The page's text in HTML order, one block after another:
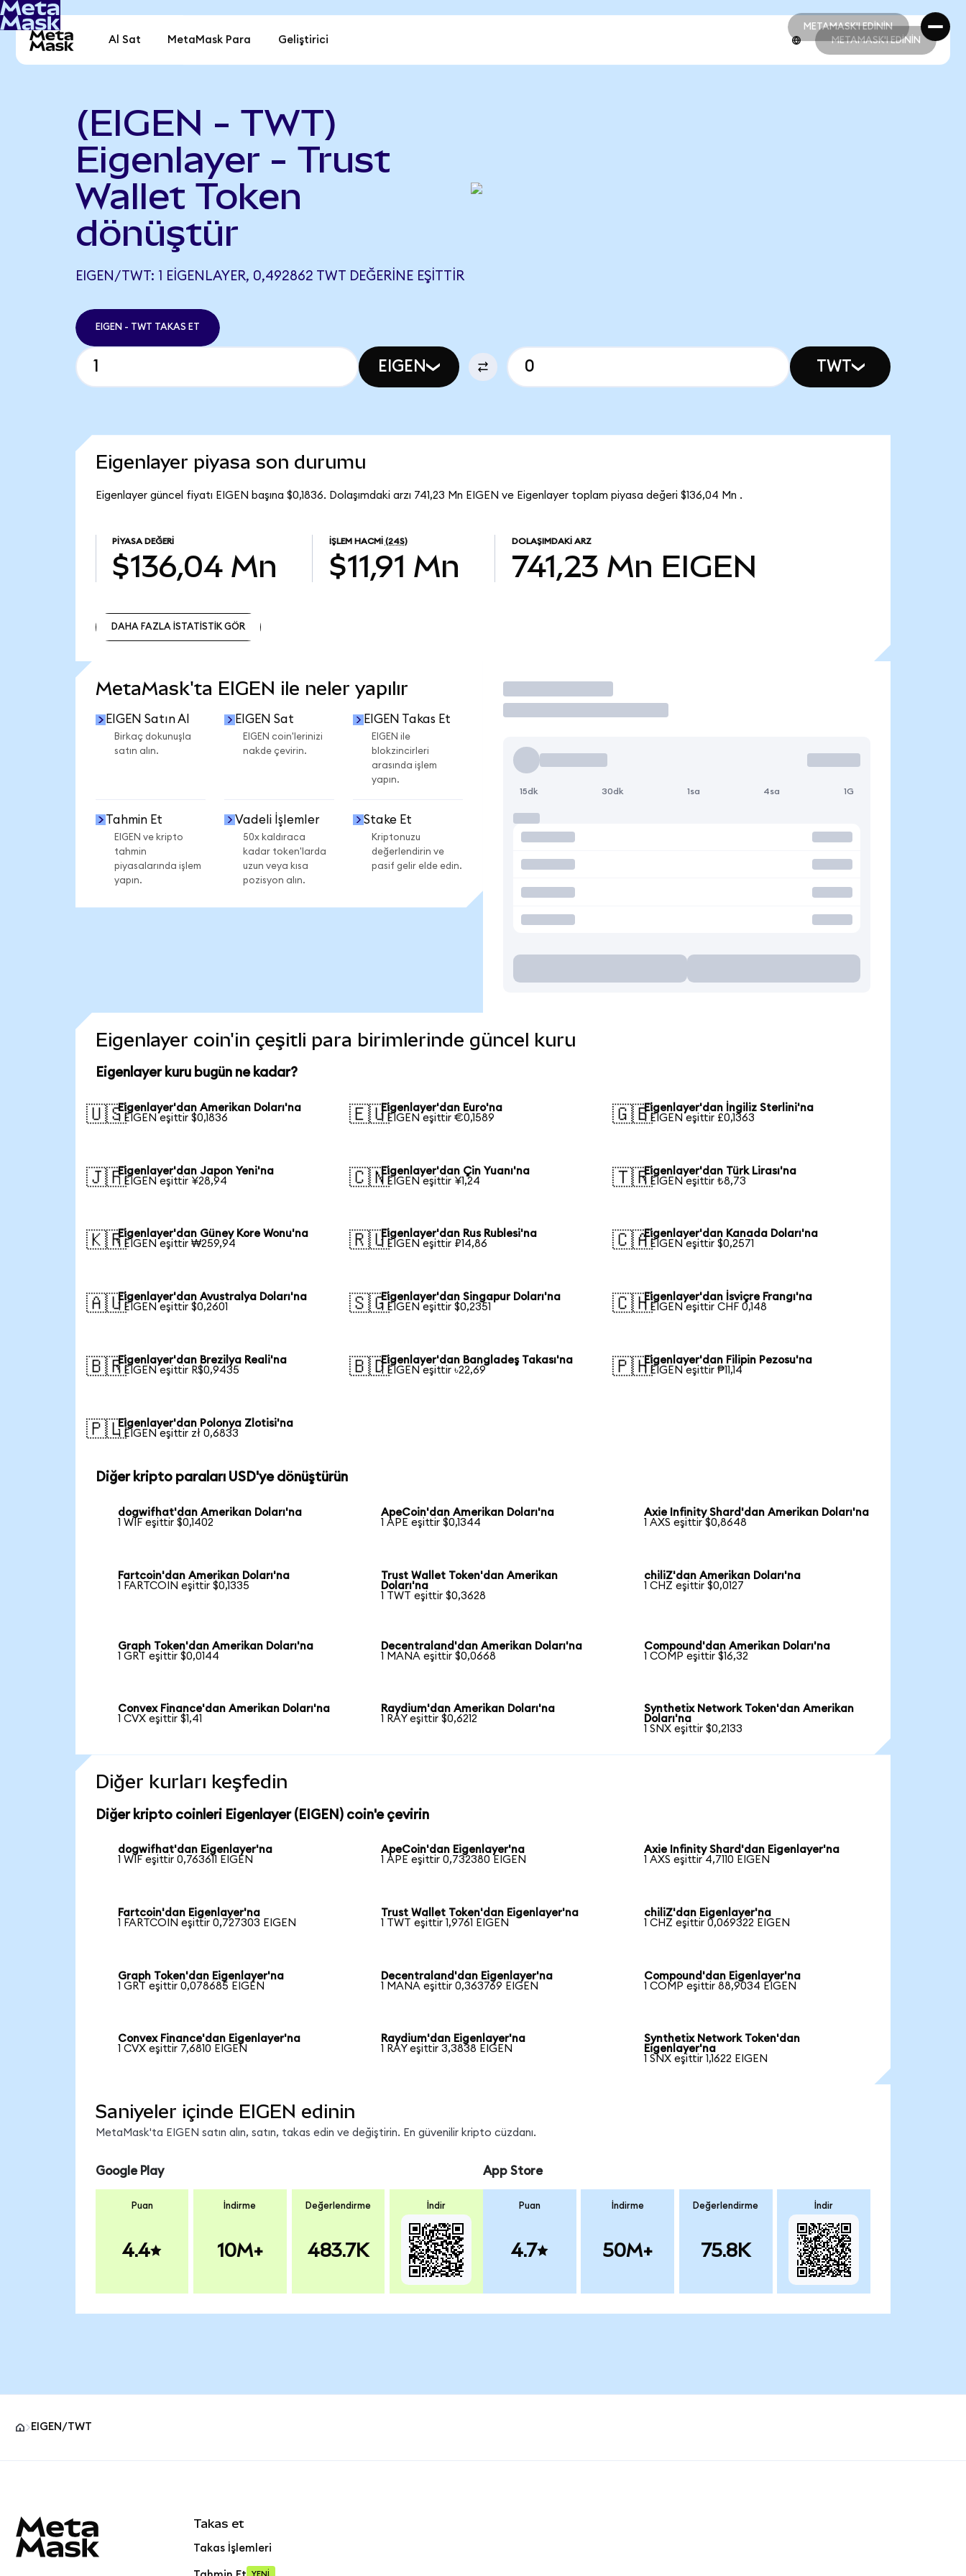
METAMASK'I EDİNİN
METAMASK'I EDİNİN
Al Sat MetaMask Para Geliştirici METAMASK'I EDİNİN
(EIGEN - TWT)
Eigenlayer - Trust
Wallet Token
dönüştür
EIGEN/TWT: 1 EIGENLAYER, 0,492862 TWT DEĞERINE EŞITTIR
EIGEN - TWT TAKAS ET
EIGEN TWT
Eigenlayer piyasa son durumu
Eigenlayer güncel fiyatı EIGEN başına $0,1836. Dolaşımdaki arzı 741,23 Mn EIGEN ve Eigenlayer toplam piyasa değeri $136,04 Mn .
PIYASA DEĞERI
$136,04 Mn
İŞLEM HACMI (24S)
$11,91 Mn
DOLAŞIMDAKI ARZ
741,23 Mn EIGEN
DAHA FAZLA İSTATİSTİK GÖR
MetaMask'ta EIGEN ile neler yapılır
EIGEN Satın Al
Birkaç dokunuşla
satın alın.
EIGEN Sat
EIGEN coin'lerinizi
nakde çevirin.
EIGEN Takas Et
EIGEN ile
blokzincirleri
arasında işlem
yapın.
Tahmin Et
EIGEN ve kripto
tahmin
piyasalarında işlem
yapın.
Vadeli İşlemler
50x kaldıraca
kadar token'larda
uzun veya kısa
pozisyon alın.
Stake Et
Kriptonuzu
değerlendirin ve
pasif gelir elde edin.
İşlem Yap
15dk 30dk 1sa 4sa 1G
Eigenlayer coin'in çeşitli para birimlerinde güncel kuru
Eigenlayer kuru bugün ne kadar?
🇺🇸Eigenlayer'dan Amerikan Doları'na
1 EIGEN eşittir $0,1836
🇪🇺Eigenlayer'dan Euro'na
1 EIGEN eşittir €0,1589
🇬🇧Eigenlayer'dan İngiliz Sterlini'na
1 EIGEN eşittir £0,1363
🇯🇵Eigenlayer'dan Japon Yeni'na
1 EIGEN eşittir ¥28,94
🇨🇳Eigenlayer'dan Çin Yuanı'na
1 EIGEN eşittir ¥1,24
🇹🇷Eigenlayer'dan Türk Lirası'na
1 EIGEN eşittir ₺8,73
🇰🇷Eigenlayer'dan Güney Kore Wonu'na
1 EIGEN eşittir ₩259,94
🇷🇺Eigenlayer'dan Rus Rublesi'na
1 EIGEN eşittir ₽14,86
🇨🇦Eigenlayer'dan Kanada Doları'na
1 EIGEN eşittir $0,2571
🇦🇺Eigenlayer'dan Avustralya Doları'na
1 EIGEN eşittir $0,2601
🇸🇬Eigenlayer'dan Singapur Doları'na
1 EIGEN eşittir $0,2351
🇨🇭Eigenlayer'dan İsviçre Frangı'na
1 EIGEN eşittir CHF 0,148
🇧🇷Eigenlayer'dan Brezilya Reali'na
1 EIGEN eşittir R$0,9435
🇧🇩Eigenlayer'dan Bangladeş Takası'na
1 EIGEN eşittir ৳22,69
🇵🇭Eigenlayer'dan Filipin Pezosu'na
1 EIGEN eşittir ₱11,14
🇵🇱Eigenlayer'dan Polonya Zlotisi'na
1 EIGEN eşittir zł 0,6833
Diğer kripto paraları USD'ye dönüştürün
dogwifhat'dan Amerikan Doları'na
1 WIF eşittir $0,1402
ApeCoin'dan Amerikan Doları'na
1 APE eşittir $0,1344
Axie Infinity Shard'dan Amerikan Doları'na
1 AXS eşittir $0,8648
Fartcoin'dan Amerikan Doları'na
1 FARTCOIN eşittir $0,1335
Trust Wallet Token'dan Amerikan
Doları'na
1 TWT eşittir $0,3628
chiliZ'dan Amerikan Doları'na
1 CHZ eşittir $0,0127
Graph Token'dan Amerikan Doları'na
1 GRT eşittir $0,0144
Decentraland'dan Amerikan Doları'na
1 MANA eşittir $0,0668
Compound'dan Amerikan Doları'na
1 COMP eşittir $16,32
Convex Finance'dan Amerikan Doları'na
1 CVX eşittir $1,41
Raydium'dan Amerikan Doları'na
1 RAY eşittir $0,6212
Synthetix Network Token'dan Amerikan
Doları'na
1 SNX eşittir $0,2133
Diğer kurları keşfedin
Diğer kripto coinleri Eigenlayer (EIGEN) coin'e çevirin
dogwifhat'dan Eigenlayer'na
1 WIF eşittir 0,763611 EIGEN
ApeCoin'dan Eigenlayer'na
1 APE eşittir 0,732380 EIGEN
Axie Infinity Shard'dan Eigenlayer'na
1 AXS eşittir 4,7110 EIGEN
Fartcoin'dan Eigenlayer'na
1 FARTCOIN eşittir 0,727303 EIGEN
Trust Wallet Token'dan Eigenlayer'na
1 TWT eşittir 1,9761 EIGEN
chiliZ'dan Eigenlayer'na
1 CHZ eşittir 0,069322 EIGEN
Graph Token'dan Eigenlayer'na
1 GRT eşittir 0,078685 EIGEN
Decentraland'dan Eigenlayer'na
1 MANA eşittir 0,363769 EIGEN
Compound'dan Eigenlayer'na
1 COMP eşittir 88,9034 EIGEN
Convex Finance'dan Eigenlayer'na
1 CVX eşittir 7,6810 EIGEN
Raydium'dan Eigenlayer'na
1 RAY eşittir 3,3838 EIGEN
Synthetix Network Token'dan
Eigenlayer'na
1 SNX eşittir 1,1622 EIGEN
Saniyeler içinde EIGEN edinin
MetaMask'ta EIGEN satın alın, satın, takas edin ve değiştirin. En güvenilir kripto cüzdanı.
Google Play
Puan
4.4
İndirme
10M+
Değerlendirme
483.7K
İndir
App Store
Puan
4.7
İndirme
50M+
Değerlendirme
75.8K
İndir
EIGEN/TWT
Takas et
Takas İşlemleri
YENİ